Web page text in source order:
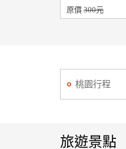
原價 300元
桃園行程
旅遊景點